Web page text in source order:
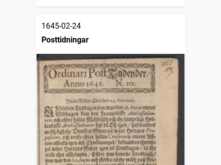
1645-02-24
Posttidningar